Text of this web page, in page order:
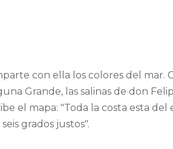
con ella los colores del mar.
Grande, las salinas de don
el mapa: "Toda la costa esta del
grados justos".